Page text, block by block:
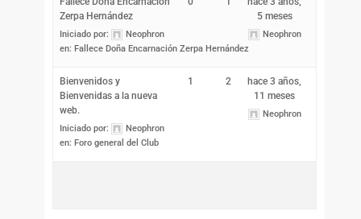
Zerpa Hernández
Iniciado por:
Neophron
en: Fallece Doña Encarnación Zerpa Hernández
5 meses
Neophron
Bienvenidos y
Bienvenidas a la nueva
web.
Iniciado por:
Neophron
en: Foro general del Club
1 2
hace 3 años,
11 meses
Neophron